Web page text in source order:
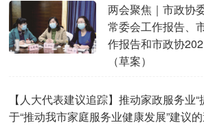
两会聚焦｜市政协
常委会工作报告、
作报告和市政协
（草案）
【人大代表建议追踪】推动家政服务
于“推动我市家庭服务业健康发展”建议